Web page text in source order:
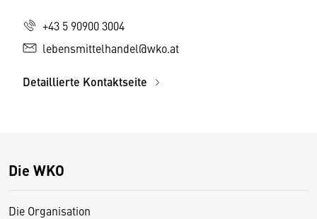
+43 5 90900 3004
lebensmittelhandel@wko.at
Detaillierte Kontaktseite
Die WKO
Die Organisation